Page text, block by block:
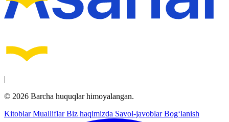
|
© 2026 Barcha huquqlar himoyalangan.
KitoblarMualliflarBiz haqimizda Savol-javoblarBog‘lanish